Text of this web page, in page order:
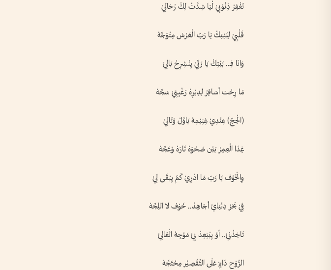
تَغْفِرْ ذِنُوْبِيْ لْيَا شِدَّتْ لِكْ رْحَالِيْ
قَلْبِيْ لِبَيْتِكْ يَا رَبّ الْعَرْش مِتْوَجِّهْ
وَانَا فِــ.. بَيْتِكْ يَا رَبِّيْ يِنْشِرِحْ بَالِيْ
مَا رِحْت أسَافِرْ لِدِيْرِهْ رَغْبِتِيْ سَجِّهْ
(الْحِجّ) عِنْدِيْ غِنِيْمِهْ بَاوَّلْ وْتَالِيْ
غِدَا الْعِمِرْ بَيْن صَحْوَهْ تَارَهْ وْعَجِّهْ
وِالْخَوْف يَا رَبّ مَا ادْرِيْ كَمّ يِبْقَى لِيْ
فِيْ بَحَرْ دِنْيَايْ أجَاهِدْ.. خَوْف لا اللِجِّهْ
تَاخِذْنِيْ.. أوْ يِبْتِعِدْ بِيْ مَوْجِهْ الْعَالِيْ
الرُّوْح دَايِمْ عَلَى التَّقْصِيْر مِحْتَجِّهْ